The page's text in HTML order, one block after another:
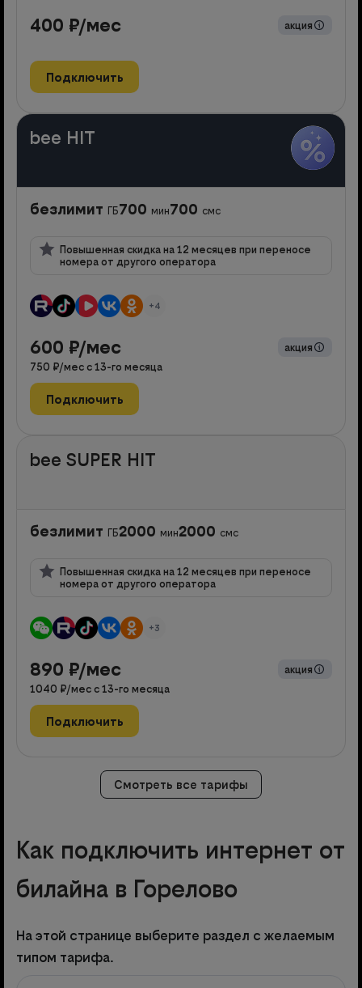
400 ₽/мес акция
Подключить
bee HIT
безлимит ГБ700 мин700 смс
Повышенная скидка на 12 месяцев при переносе
номера от другого оператора
+4
600 ₽/мес
акция
750 ₽/мес с 13-го месяца
Подключить
bee SUPER HIT
безлимит ГБ2000 мин2000 смс
Повышенная скидка на 12 месяцев при переносе
номера от другого оператора
+3
890 ₽/мес
акция
1040 ₽/мес с 13-го месяца
Подключить
Смотреть все тарифы
Как подключить интернет от
билайна в Горелово
На этой странице выберите раздел с желаемым
типом тарифа.